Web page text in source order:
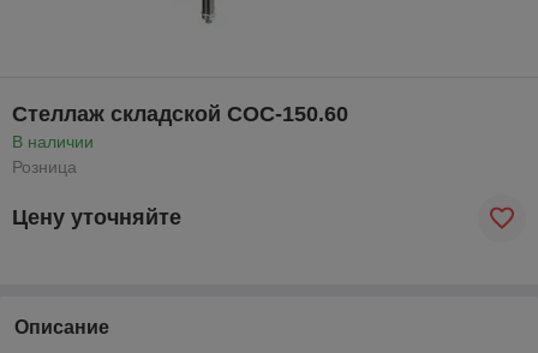
Стеллаж складской СОС-150.60
В наличии
Розница
Цену уточняйте
Описание